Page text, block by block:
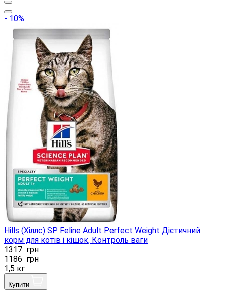
- 10%
Hills (Хіллс) SP Feline Adult Perfect Weight Дієтичний
корм для котів і кішок, Контроль ваги
1317 грн
1186 грн
1,5 кг
Купити